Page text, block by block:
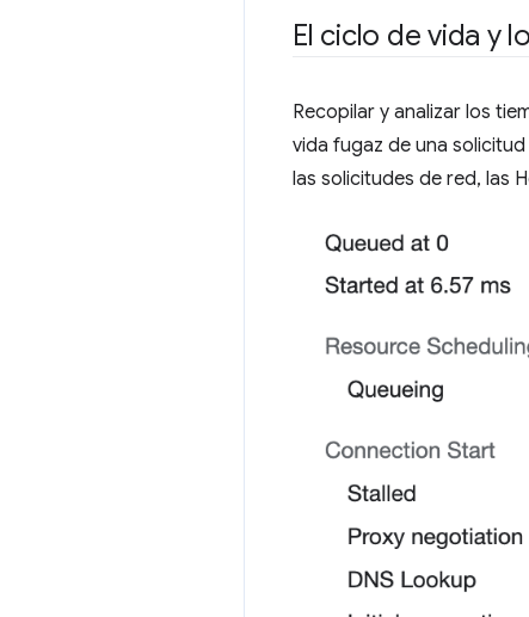
El ciclo de vida y
Recopilar y analizar los
vida fugaz de una
las solicitudes de red, las